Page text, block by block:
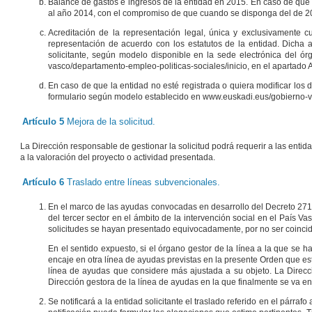
Balance de gastos e ingresos de la entidad en 2015. En caso de
al año 2014, con el compromiso de que cuando se disponga del de
Acreditación de la representación legal, única y exclusivamente
representación de acuerdo con los estatutos de la entidad.
solicitante, según modelo disponible en la sede electrónica del
vasco/departamento-empleo-politicas-sociales/inicio, en el apartado
En caso de que la entidad no esté registrada o quiera modificar
formulario según modelo establecido en www.euskadi.eus/
Artículo 5 Mejora de la solicitud.
La Dirección responsable de gestionar la solicitud podrá requerir a las
a la valoración del proyecto o actividad presentada.
Artículo 6 Traslado entre líneas subvencionales.
En el marco de las ayudas convocadas en desarrollo del Decreto
del tercer sector en el ámbito de la intervención social en el País
solicitudes se hayan presentado equivocadamente, por no ser
En el sentido expuesto, si el órgano gestor de la línea a la que se
encaje en otra línea de ayudas previstas en la presente Orden que
línea de ayudas que considere más ajustada a su objeto. La
Dirección gestora de la línea de ayudas en la que finalmente se va
Se notificará a la entidad solicitante el traslado referido en el